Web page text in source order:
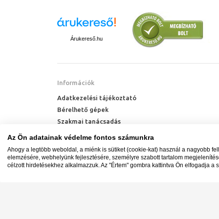
Ajánlott a
ez a magasság
tartjuk, akkor
Pultra
fürdőszoba
Amire
esetében is
kerek
Árukereső.hu
Információk
Adatkezelési tájékoztató
Bérelhető gépek
Szakmai tanácsadás
Technik Cool Pro hőszivattyú tájékoztató
Hőszivattyú kalkulátor
Az Ön adatainak védelme fontos számunkra
Ahogy a legtöbb weboldal, a miénk is sütiket (cookie-kat) használ a nagyobb
elemzésére, webhelyünk fejlesztésére, személyre szabott tartalom
célzott hirdetésekhez alkalmazzuk. Az "Értem" gombra kattintva Ön elfogadja a